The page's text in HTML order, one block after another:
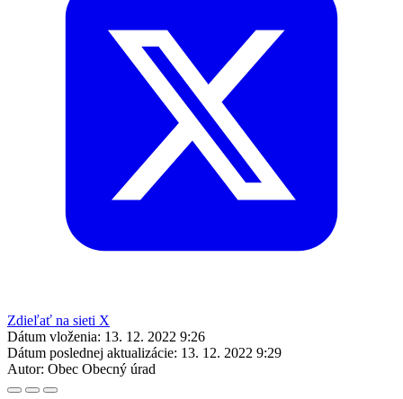
Zdieľať na sieti X
Dátum vloženia: 13. 12. 2022 9:26
Dátum poslednej aktualizácie: 13. 12. 2022 9:29
Autor: Obec Obecný úrad